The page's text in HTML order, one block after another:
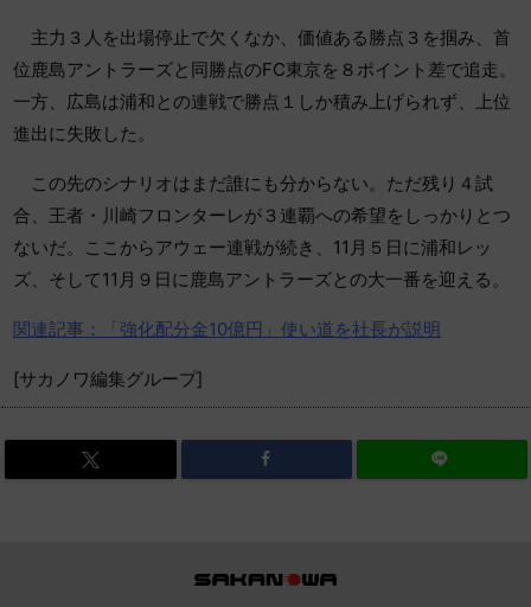
主力３人を出場停止で欠くなか、価値ある勝点３を掴み、首
位鹿島アントラーズと同勝点のFC東京を８ポイント差で追走。
一方、広島は浦和との連戦で勝点１しか積み上げられず、上位
進出に失敗した。
この先のシナリオはまだ誰にも分からない。ただ残り４試
合、王者・川崎フロンターレが３連覇への希望をしっかりとつ
ないだ。ここからアウェー連戦が続き、11月５日に浦和レッ
ズ、そして11月９日に鹿島アントラーズとの大一番を迎える。
関連記事：「強化配分金10億円」使い道を社長が説明
[サカノワ編集グループ]